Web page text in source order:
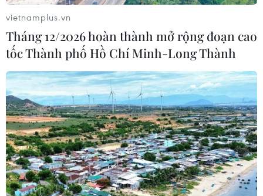
vietnamplus.vn
Tháng 12/2026 hoàn thành mở rộng đoạn cao
tốc Thành phố Hồ Chí Minh-Long Thành